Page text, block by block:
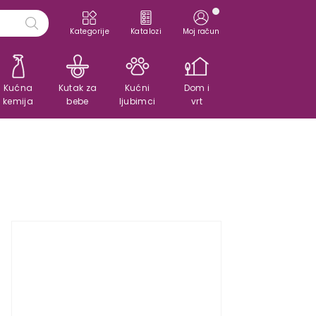
Kategorije Katalozi Moj račun
Kućna
kemija
Kutak za
bebe
Kućni
ljubimci
Dom i
vrt